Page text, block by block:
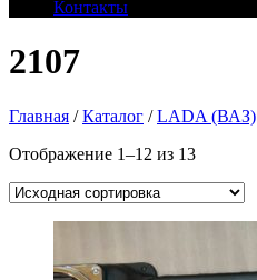
Контакты
2107
Главная /Каталог /LADA (ВАЗ)
Отображение 1–12 из 13